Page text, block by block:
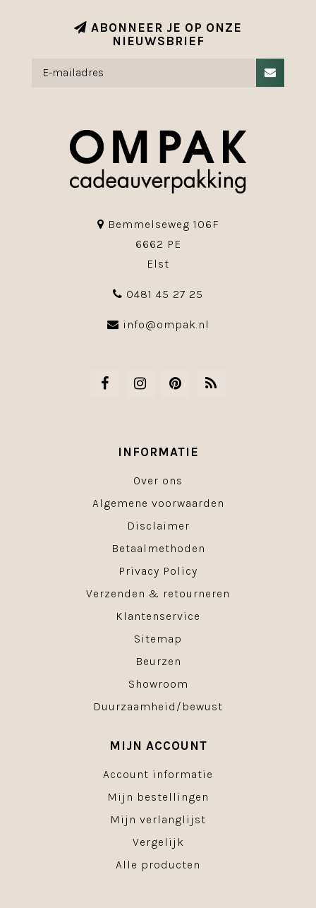
ABONNEER JE OP ONZE
NIEUWSBRIEF
Bemmelseweg 106F
6662 PE
Elst
0481 45 27 25
info@ompak.nl
INFORMATIE
Over ons
Algemene voorwaarden
Disclaimer
Betaalmethoden
Privacy Policy
Verzenden & retourneren
Klantenservice
Sitemap
Beurzen
Showroom
Duurzaamheid/bewust
MIJN ACCOUNT
Account informatie
Mijn bestellingen
Mijn verlanglijst
Vergelijk
Alle producten